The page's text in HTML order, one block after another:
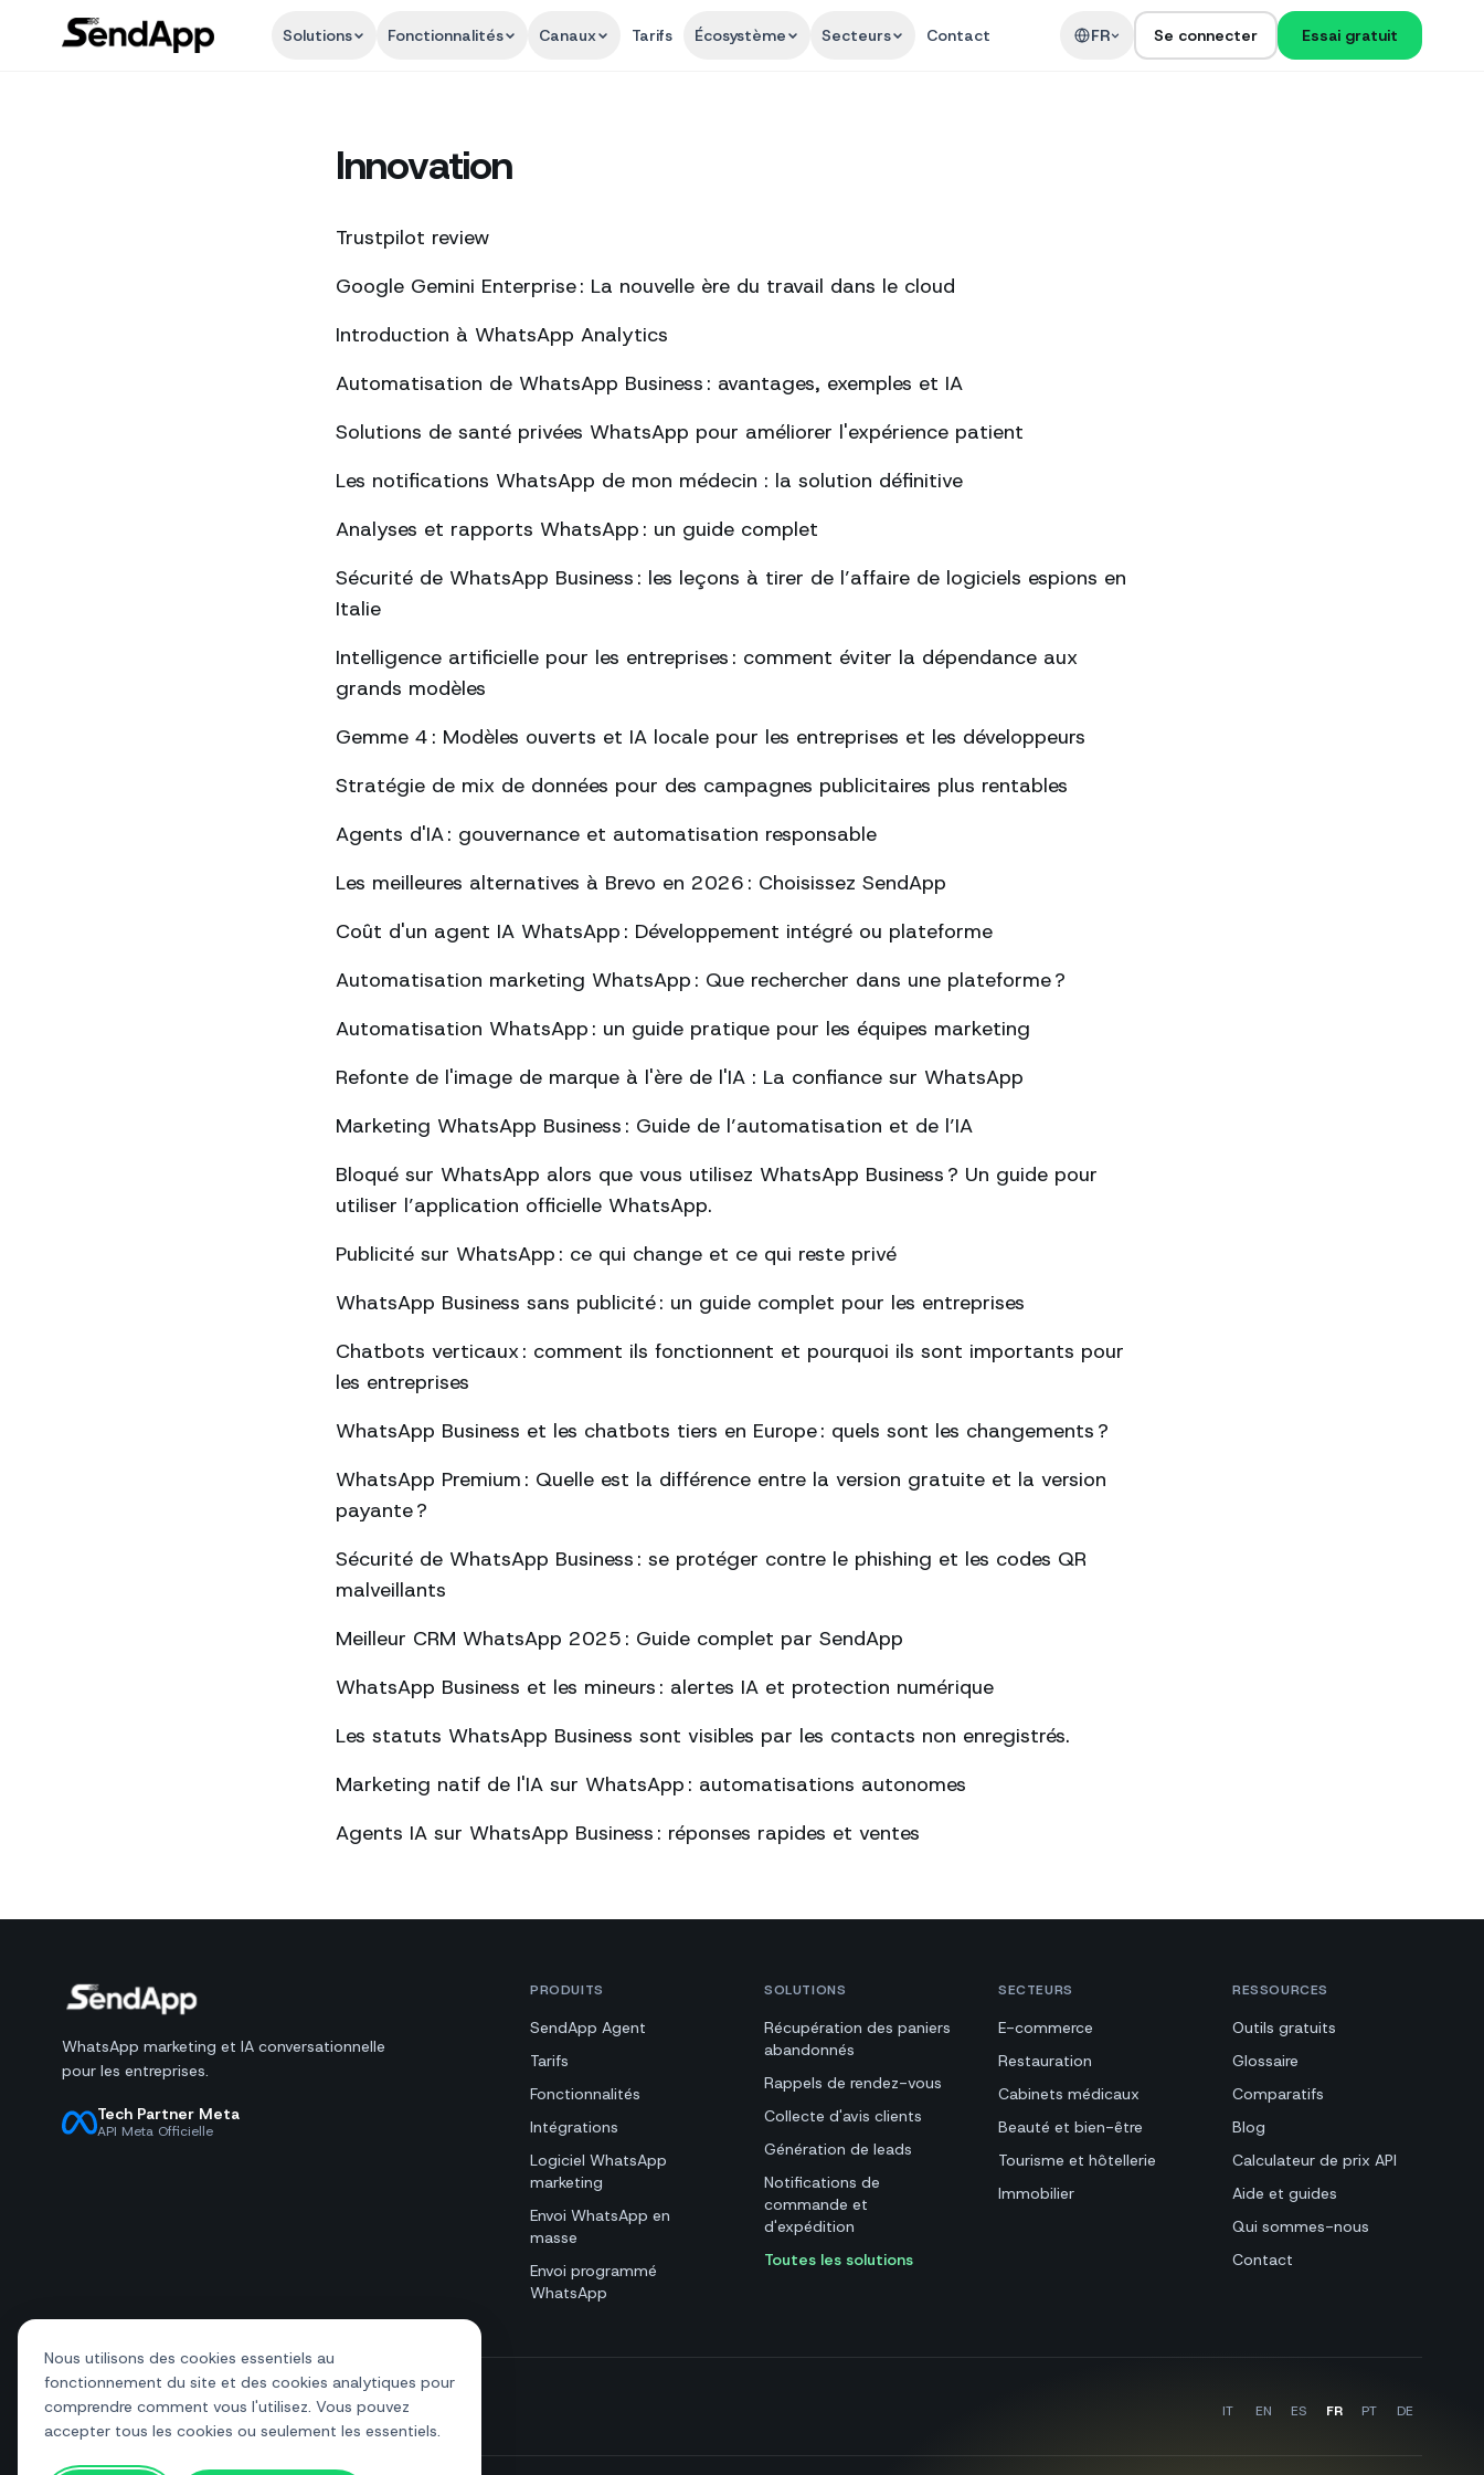
Nous utilisons des cookies essentiels au
fonctionnement du site et des cookies analytiques pour
comprendre comment vous l'utilisez. Vous pouvez
accepter tous les cookies ou seulement les essentiels.
Solutions Fonctionnalités Canaux Tarifs Écosystème Secteurs Contact FR Se connecter Essai gratuit
Innovation
Trustpilot review
Google Gemini Enterprise : La nouvelle ère du travail dans le cloud
Introduction à WhatsApp Analytics
Automatisation de WhatsApp Business : avantages, exemples et IA
Solutions de santé privées WhatsApp pour améliorer l'expérience patient
Les notifications WhatsApp de mon médecin : la solution définitive
Analyses et rapports WhatsApp : un guide complet
Sécurité de WhatsApp Business : les leçons à tirer de l’affaire de logiciels espions en
Italie
Intelligence artificielle pour les entreprises : comment éviter la dépendance aux
grands modèles
Gemme 4 : Modèles ouverts et IA locale pour les entreprises et les développeurs
Stratégie de mix de données pour des campagnes publicitaires plus rentables
Agents d'IA : gouvernance et automatisation responsable
Les meilleures alternatives à Brevo en 2026 : Choisissez SendApp
Coût d'un agent IA WhatsApp : Développement intégré ou plateforme
Automatisation marketing WhatsApp : Que rechercher dans une plateforme ?
Automatisation WhatsApp : un guide pratique pour les équipes marketing
Refonte de l'image de marque à l'ère de l'IA : La confiance sur WhatsApp
Marketing WhatsApp Business : Guide de l’automatisation et de l’IA
Bloqué sur WhatsApp alors que vous utilisez WhatsApp Business ? Un guide pour
utiliser l’application officielle WhatsApp.
Publicité sur WhatsApp : ce qui change et ce qui reste privé
WhatsApp Business sans publicité : un guide complet pour les entreprises
Chatbots verticaux : comment ils fonctionnent et pourquoi ils sont importants pour
les entreprises
WhatsApp Business et les chatbots tiers en Europe : quels sont les changements ?
WhatsApp Premium : Quelle est la différence entre la version gratuite et la version
payante ?
Sécurité de WhatsApp Business : se protéger contre le phishing et les codes QR
malveillants
Meilleur CRM WhatsApp 2025 : Guide complet par SendApp
WhatsApp Business et les mineurs : alertes IA et protection numérique
Les statuts WhatsApp Business sont visibles par les contacts non enregistrés.
Marketing natif de l'IA sur WhatsApp : automatisations autonomes
Agents IA sur WhatsApp Business : réponses rapides et ventes
WhatsApp marketing et IA conversationnelle
pour les entreprises.
Tech Partner Meta
API Meta Officielle
PRODUITS
SendApp Agent
Tarifs
Fonctionnalités
Intégrations
Logiciel WhatsApp
marketing
Envoi WhatsApp en
masse
Envoi programmé
WhatsApp
SOLUTIONS
Récupération des paniers
abandonnés
Rappels de rendez-vous
Collecte d'avis clients
Génération de leads
Notifications de
commande et
d'expédition
Toutes les solutions
SECTEURS
E-commerce
Restauration
Cabinets médicaux
Beauté et bien-être
Tourisme et hôtellerie
Immobilier
RESSOURCES
Outils gratuits
Glossaire
Comparatifs
Blog
Calculateur de prix API
Aide et guides
Qui sommes-nous
Contact
+39 081 544 7792info@sendapp.live IT EN ES FR PT DE